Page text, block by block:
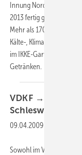
Innung Nordrhein die
2013 fertig gewordenen
Mehr als 170 Besucher
Kälte-, Klima- und
im IKKE-Garten bei
Getränken.
VDKF → Neue
Schleswig-
09.04.2009
Sowohl im VDKF-